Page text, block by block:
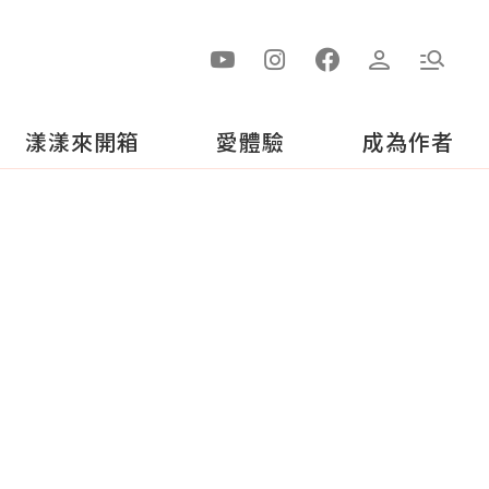
漾漾來開箱 愛體驗 成為作者